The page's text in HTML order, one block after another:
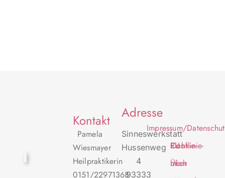
Kontakt
Pamela
Wiesmayer
Heilpraktikerin
0151/22971368
Adresse
Sinneswerkstatt
Hussenweg
4
93333
Impressum/
Cookie-Richtlinie-EU
Über mich